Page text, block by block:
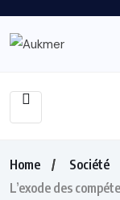
Home
Société
L’exode des